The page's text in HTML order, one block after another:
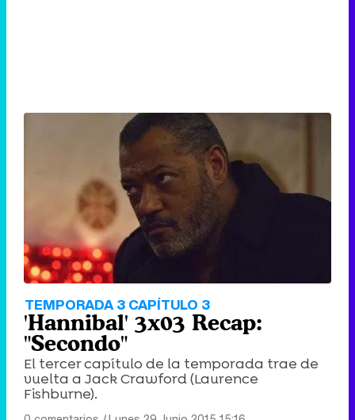
TEMPORADA 3 CAPÍTULO 3
'Hannibal' 3x03 Recap:
"Secondo"
El tercer capítulo de la temporada trae de
vuelta a Jack Crawford (Laurence
Fishburne).